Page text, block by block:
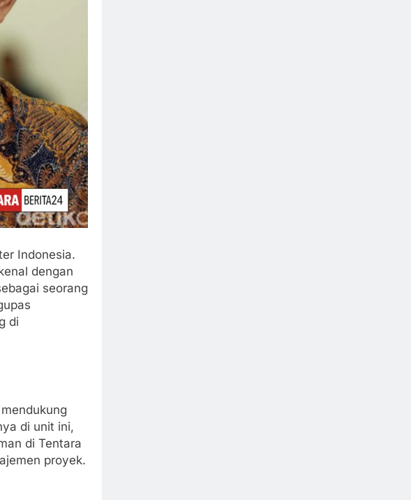
Indonesia.
dengan
seorang
di
di unit ini,
di Tentara
proyek.